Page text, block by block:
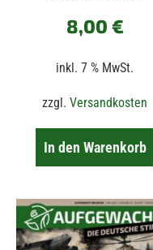
8,00 €
inkl. 7 % MwSt.
zzgl. Versandkosten
In den Warenkorb